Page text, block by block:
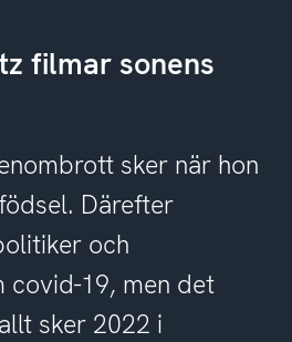
filmar sonens
sker när hon
Därefter
och
19, men det
sker 2022 i